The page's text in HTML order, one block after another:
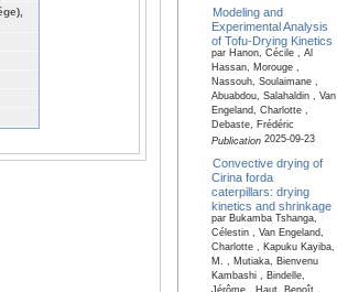
Modeling and
Experimental Analysis
of Tofu-Drying Kinetics
par Hanon, Cécile , Al
Hassan, Morouge ,
Nassouh, Soulaimane ,
Abuabdou, Salahaldin , Van
Engeland, Charlotte ,
Debaste, Frédéric
Publication2025-09-23
Convective drying of
Cirina forda
caterpillars: drying
kinetics and shrinkage
par Bukamba Tshanga,
Célestin , Van Engeland,
Charlotte , Kapuku Kayiba,
M. , Mutiaka, Bienvenu
Kambashi , Bindelle,